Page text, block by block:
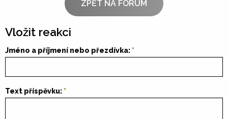
ZPĚT NA FÓRUM
Vložit reakci
Jméno a příjmení nebo přezdívka:
Text příspěvku: